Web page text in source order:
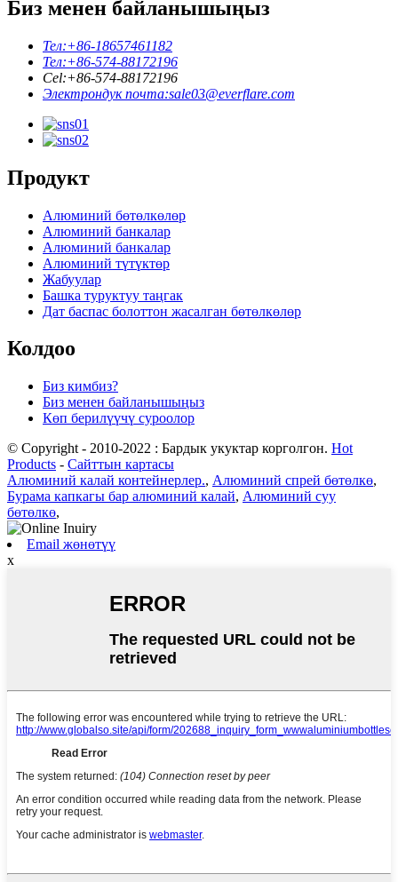
Биз менен байланышыңыз
Тел:+86-18657461182
Тел:+86-574-88172196
Cel:+86-574-88172196
Электрондук почта:sale03@everflare.com
Продукт
Алюминий бөтөлкөлөр
Алюминий банкалар
Алюминий банкалар
Алюминий түтүктөр
Жабуулар
Башка туруктуу таңгак
Дат баспас болоттон жасалган бөтөлкөлөр
Колдоо
Биз кимбиз?
Биз менен байланышыңыз
Көп берилүүчү суроолор
© Copyright - 2010-2022 : Бардык укуктар корголгон. Hot
Products - Сайттын картасы
Алюминий калай контейнерлер., Алюминий спрей бөтөлкө,
Бурама капкагы бар алюминий калай, Алюминий суу
бөтөлкө,
Email жөнөтүү
x